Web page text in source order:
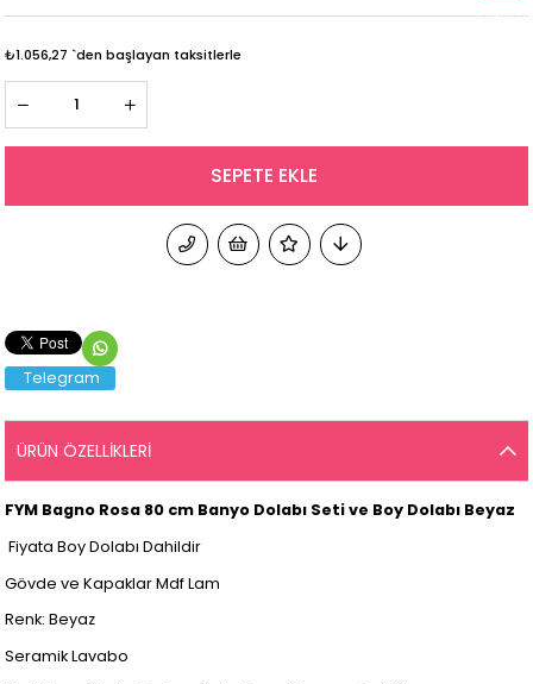
İndirim
₺1.056,27 `den başlayan taksitlerle
Telegram
ÜRÜN ÖZELLIKLERI
FYM Bagno Rosa 80 cm Banyo Dolabı Seti ve Boy Dolabı Beyaz
Fiyata Boy Dolabı Dahildir
Gövde ve Kapaklar Mdf Lam
Renk: Beyaz
Seramik Lavabo